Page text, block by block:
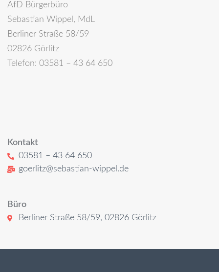
AfD Bürgerbüro
Sebastian Wippel, MdL
Berliner Straße 58/59
02826 Görlitz
Telefon: 03581 – 43 64 650
Kontakt
03581 – 43 64 650
goerlitz@sebastian-wippel.de
Büro
Berliner Straße 58/59, 02826 Görlitz